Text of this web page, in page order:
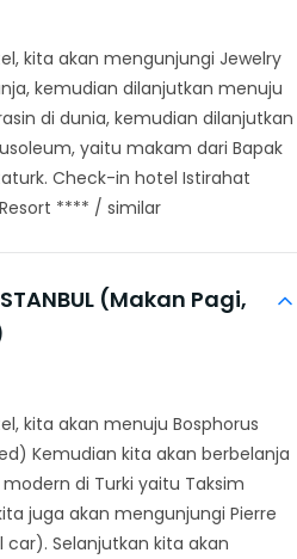
kita akan mengunjungi Jewelry
kemudian dilanjutkan menuju
di dunia, kemudian dilanjutkan
yaitu makam dari Bapak
Check-in hotel Istirahat
**** / similar
(Makan Pagi,
kita akan menuju Bosphorus
Kemudian kita akan berbelanja
di Turki yaitu Taksim
juga akan mengunjungi Pierre
Selanjutkan kita akan